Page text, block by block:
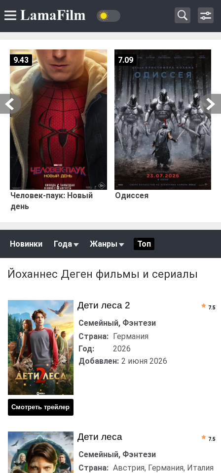
Человек-паук: Новый
день
9.43
Одиссея
7.09
Новинки Года Жанры Топ
Йоханнес Деген фильмы и сериалы
Дети леса 2
Смотреть трейлер
Семейный, Фэнтези
Страна: Германия
Год:
2026
Добавлен: 2 июня 2026
7.5
Дети леса
Семейный, Фэнтези
Страна: Австрия, Германия, Италия
7.5